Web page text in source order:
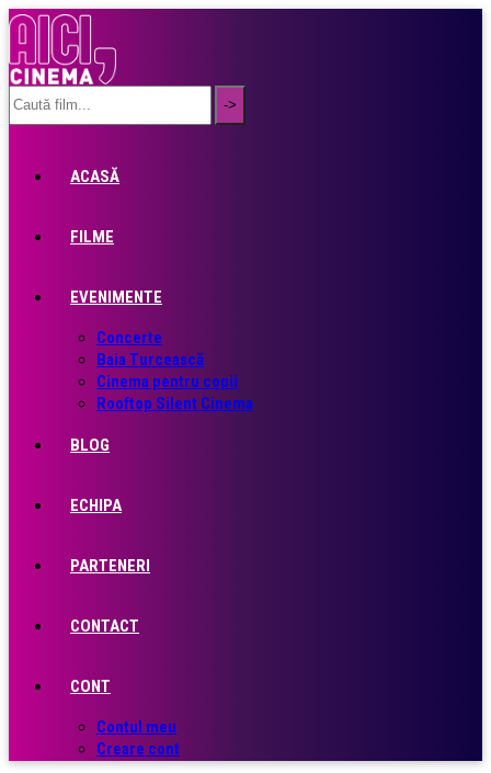
ACASĂ
FILME
EVENIMENTE
Concerte
Baia Turcească
Cinema pentru copii
Rooftop Silent Cinema
BLOG
ECHIPA
PARTENERI
CONTACT
CONT
Contul meu
Creare cont